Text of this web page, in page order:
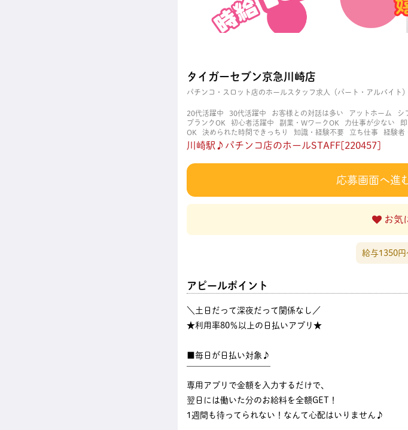
タイガーセブン京急川崎店
パチンコ・スロット店のホールスタッフ求人（パート・アルバイト）
20代活躍中 30代活躍中 お客様との対話は多い アットホーム シ
ブランクOK
初心者活躍中 副業・WワークOK 力仕事が少ない
OK
決められた時間できっちり 知識・経験不要 立ち仕事 経験者
職場
週4日以上OK 長く働ける 長期歓迎 髪型自由 髪色自由
川崎駅♪パチンコ店のホールSTAFF[220457]
応募画面へ進
お気
給与1350円
アピールポイント
＼土日だって深夜だって関係なし／
★利用率80％以上の日払いアプリ★
■毎日が日払い対象♪
専用アプリで金額を入力するだけで、
翌日には働いた分のお給料を全額GET！
1週間も待ってられない！なんて心配はいりません♪